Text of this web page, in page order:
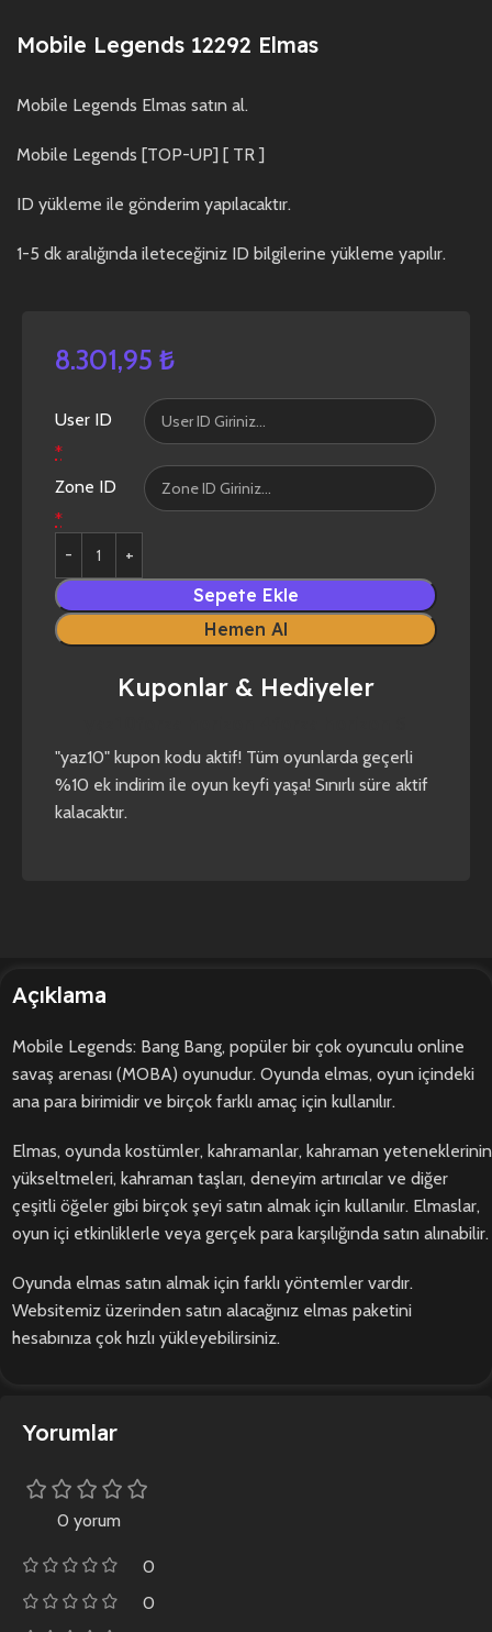
Mobile Legends 12292 Elmas
Mobile Legends Elmas satın al.
Mobile Legends [TOP-UP] [ TR ]
ID yükleme ile gönderim yapılacaktır.
1-5 dk aralığında ileteceğiniz ID bilgilerine yükleme yapılır.
8.301,95 ₺
User ID
*
Zone ID
*
Sepete Ekle
Hemen Al
Kuponlar & Hediyeler
"yaz10" kupon kodu aktif! Tüm oyunlarda geçerli
%10 ek indirim ile oyun keyfi yaşa! Sınırlı süre aktif
kalacaktır.
Açıklama
Mobile Legends: Bang Bang, popüler bir çok oyunculu online
savaş arenası (MOBA) oyunudur. Oyunda elmas, oyun içindeki
ana para birimidir ve birçok farklı amaç için kullanılır.
Elmas, oyunda kostümler, kahramanlar, kahraman yeteneklerinin
yükseltmeleri, kahraman taşları, deneyim artırıcılar ve diğer
çeşitli öğeler gibi birçok şeyi satın almak için kullanılır. Elmaslar,
oyun içi etkinliklerle veya gerçek para karşılığında satın alınabilir.
Oyunda elmas satın almak için farklı yöntemler vardır.
Websitemiz üzerinden satın alacağınız elmas paketini
hesabınıza çok hızlı yükleyebilirsiniz.
Yorumlar
0 yorum
0
0